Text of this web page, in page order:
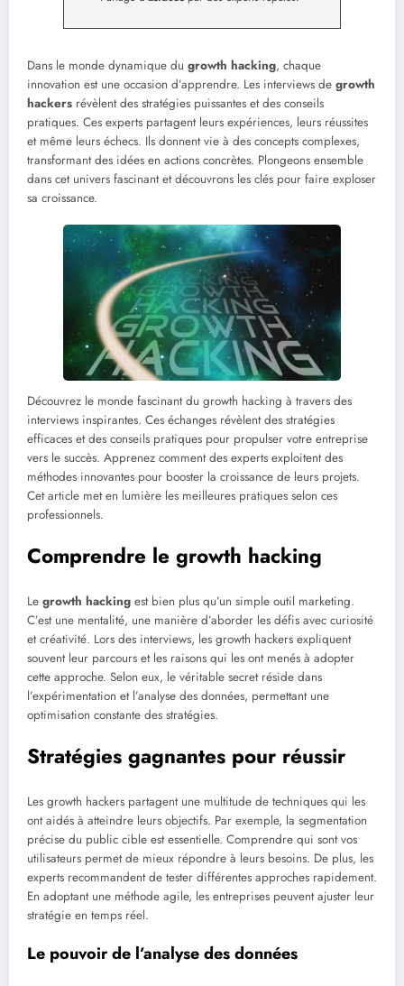
Dans le monde dynamique du growth hacking, chaque
innovation est une occasion d’apprendre. Les interviews de growth
hackers révèlent des stratégies puissantes et des conseils
pratiques. Ces experts partagent leurs expériences, leurs réussites
et même leurs échecs. Ils donnent vie à des concepts complexes,
transformant des idées en actions concrètes. Plongeons ensemble
dans cet univers fascinant et découvrons les clés pour faire exploser
sa croissance.
Découvrez le monde fascinant du growth hacking à travers des
interviews inspirantes. Ces échanges révèlent des stratégies
efficaces et des conseils pratiques pour propulser votre entreprise
vers le succès. Apprenez comment des experts exploitent des
méthodes innovantes pour booster la croissance de leurs projets.
Cet article met en lumière les meilleures pratiques selon ces
professionnels.
Comprendre le growth hacking
Le growth hacking est bien plus qu’un simple outil marketing.
C’est une mentalité, une manière d’aborder les défis avec curiosité
et créativité. Lors des interviews, les growth hackers expliquent
souvent leur parcours et les raisons qui les ont menés à adopter
cette approche. Selon eux, le véritable secret réside dans
l’expérimentation et l’analyse des données, permettant une
optimisation constante des stratégies.
Stratégies gagnantes pour réussir
Les growth hackers partagent une multitude de techniques qui les
ont aidés à atteindre leurs objectifs. Par exemple, la segmentation
précise du public cible est essentielle. Comprendre qui sont vos
utilisateurs permet de mieux répondre à leurs besoins. De plus, les
experts recommandent de tester différentes approches rapidement.
En adoptant une méthode agile, les entreprises peuvent ajuster leur
stratégie en temps réel.
Le pouvoir de l’analyse des données